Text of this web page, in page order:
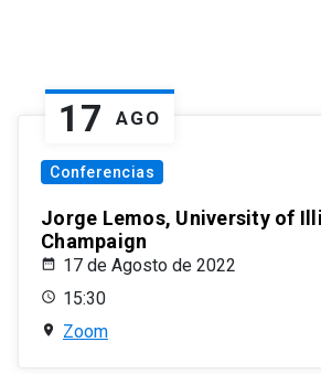
17 AGO
Conferencias
Jorge Lemos, University of
Champaign
17 de Agosto de 2022
15:30
Zoom